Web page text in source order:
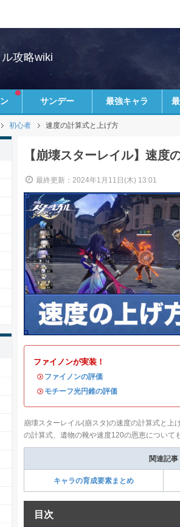
攻略wiki
サンデー 最強キャラ
初心者 速度の計算式と上げ方
【崩壊スターレイル】速度
最終更新：2024年1月11日(木) 13:01
ファイノンが実装！
・ ファイノンの評価
・ モチーフ光円錐の評価
崩壊スターレイル(崩スタ)の速度の計算式と上
の計算式、遺物の靴や速度120の恩恵について
関連記事
キャラの育成要素まとめ
目次